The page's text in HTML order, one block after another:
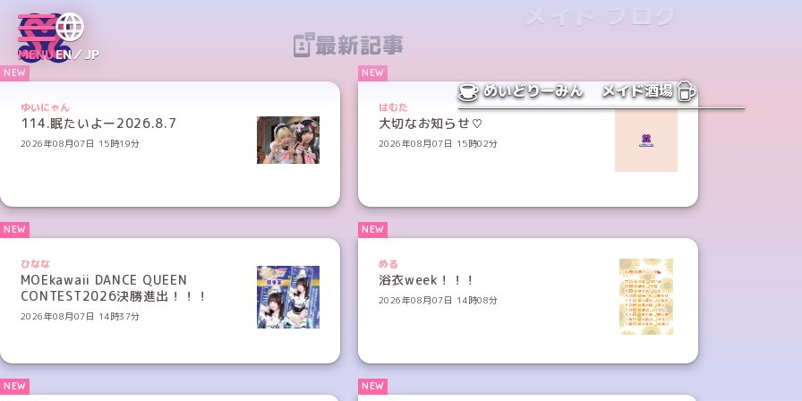
MENUEN／JP
めいどりーみん メイド酒場
メイド ブログ
最新記事
ゆいにゃん
114.眠たいよー2026.8.7
2026年08月07日 15時19分
はむた
大切なお知らせ♡
2026年08月07日 15時02分
ひなな
MOEkawaii DANCE QUEEN
CONTEST2026決勝進出！！！
2026年08月07日 14時37分
める
浴衣week！！！
2026年08月07日 14時08分